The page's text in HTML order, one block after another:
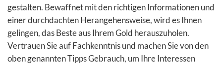
gestalten. Bewaffnet mit den richtigen Informationen und
einer durchdachten Herangehensweise, wird es Ihnen
gelingen, das Beste aus Ihrem Gold herauszuholen.
Vertrauen Sie auf Fachkenntnis und machen Sie von den
oben genannten Tipps Gebrauch, um Ihre Interessen